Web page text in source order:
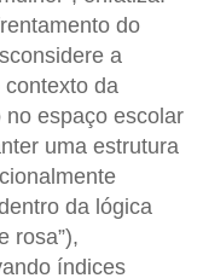
do
a
da
espaço escolar
uma estrutura
da lógica
rosa”),
índices